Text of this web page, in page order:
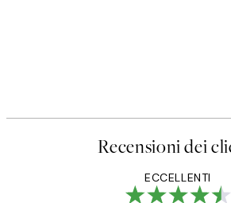
Recensioni dei
ECCELLENTI